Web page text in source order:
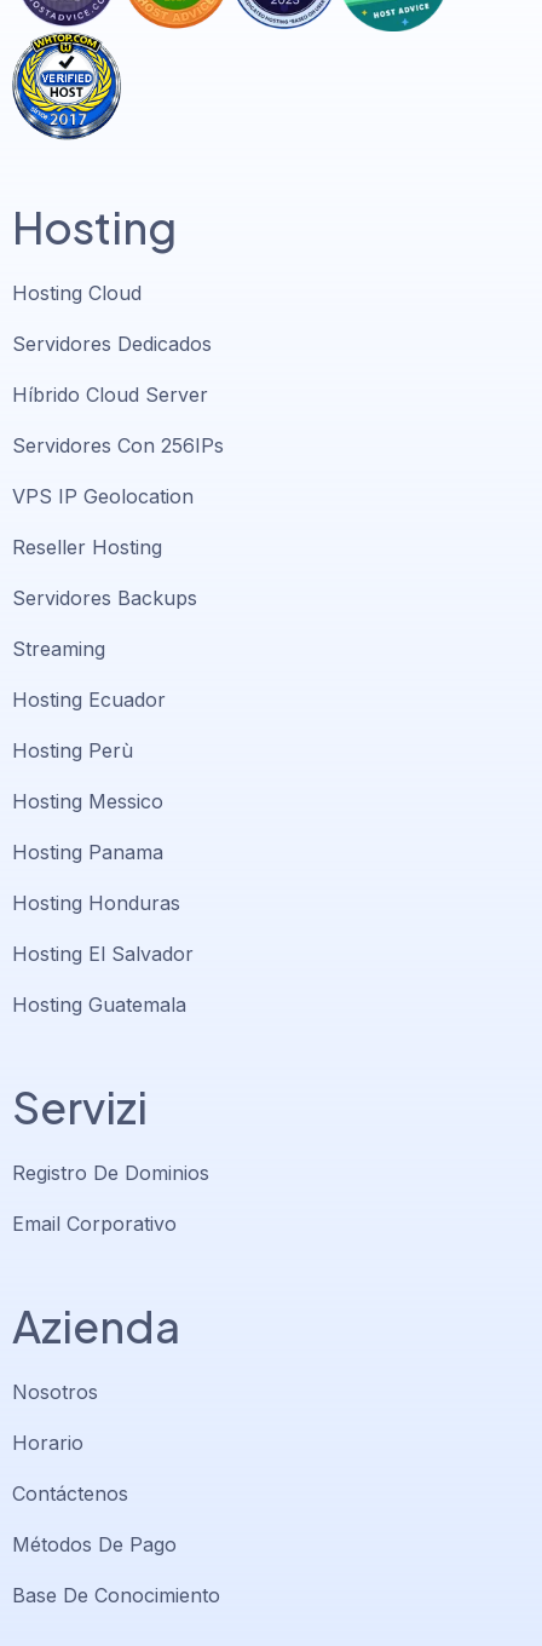
Hosting
Hosting Cloud
Servidores Dedicados
Híbrido Cloud Server
Servidores Con 256IPs
VPS IP Geolocation
Reseller Hosting
Servidores Backups
Streaming
Hosting Ecuador
Hosting Perù
Hosting Messico
Hosting Panama
Hosting Honduras
Hosting El Salvador
Hosting Guatemala
Servizi
Registro De Dominios
Email Corporativo
Azienda
Nosotros
Horario
Contáctenos
Métodos De Pago
Base De Conocimiento